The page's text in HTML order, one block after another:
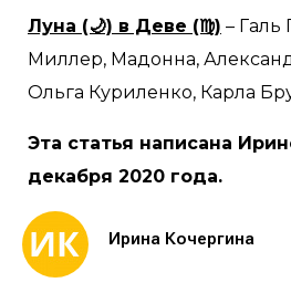
Луна (🌙) в Деве (♍) – Галь
Миллер, Мадонна,
Ольга Куриленко, Карла
Эта статья написана
декабря 2020 года.
Ирина Кочергина